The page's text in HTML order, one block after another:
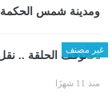
ومدينة شمس الحكمة
غير مصنف
منذ 11 شهرًا